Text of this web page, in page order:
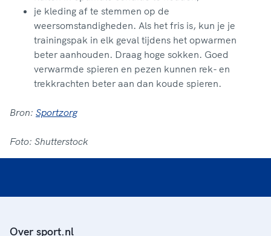
je kleding af te stemmen op de
weersomstandigheden. Als het fris is, kun je je
trainingspak in elk geval tijdens het opwarmen
beter aanhouden. Draag hoge sokken. Goed
verwarmde spieren en pezen kunnen rek- en
trekkrachten beter aan dan koude spieren.
Bron: Sportzorg
Foto: Shutterstock
Over sport.nl